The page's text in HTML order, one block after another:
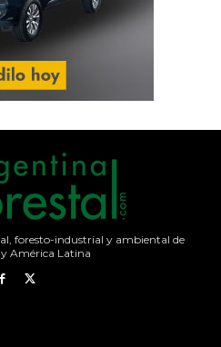
foresto-industrial y ambiental de
América Latina